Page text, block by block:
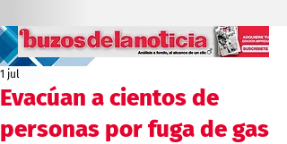
Evacúan a cientos de
personas por fuga de gas
1 jul